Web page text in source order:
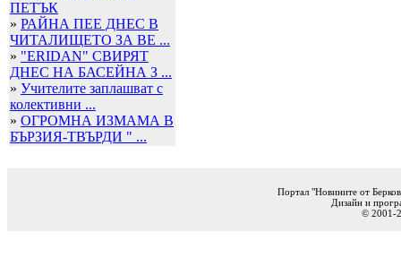
ПЕТЪК
» РАЙНА ПЕЕ ДНЕС В
ЧИТАЛИЩЕТО ЗА ВЕ ...
» "ERIDAN" СВИРЯТ
ДНЕС НА БАСЕЙНА З ...
» Учителите заплашват с
колективни ...
» ОГРОМНА ИЗМАМА В
БЪРЗИЯ-ТВЪРДИ " ...
Портал "Новините от
Дизайн и
© 2001-